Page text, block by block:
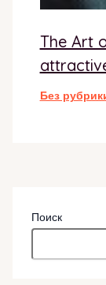
The Art
Без
Поиск